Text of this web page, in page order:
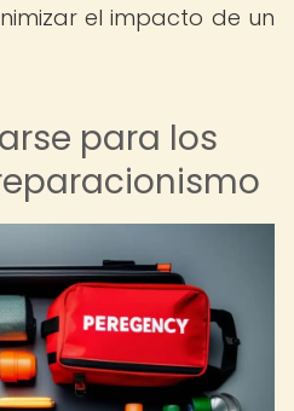
el impacto de un
para los